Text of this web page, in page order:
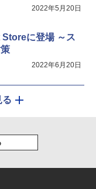
2022年5月20日
Storeに登場 ～ス
2022年6月20日
る